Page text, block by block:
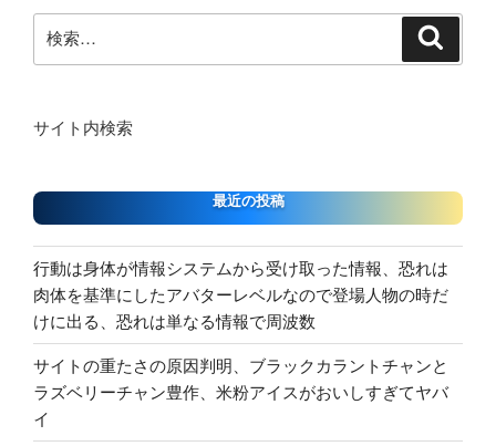
索:
サイト内検索
最近の投稿
行動は身体が情報システムから受け取った情報、恐れは
肉体を基準にしたアバターレベルなので登場人物の時だ
けに出る、恐れは単なる情報で周波数
サイトの重たさの原因判明、ブラックカラントチャンと
ラズベリーチャン豊作、米粉アイスがおいしすぎてヤバ
イ